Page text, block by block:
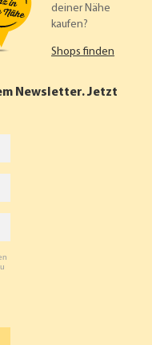
deiner Nähe
kaufen?
Shops finden
Newsletter. Jetzt